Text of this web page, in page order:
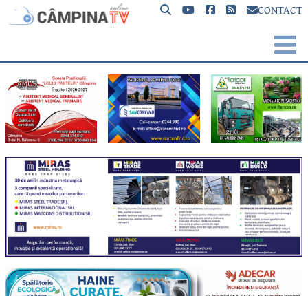
CONTACT